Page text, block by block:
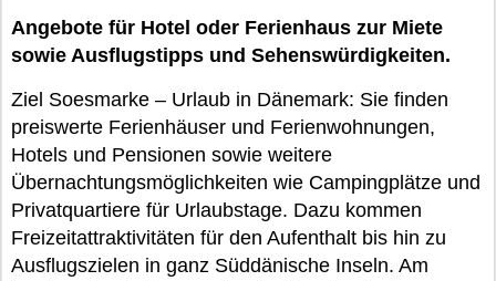
Angebote für Hotel oder Ferienhaus zur Miete
sowie Ausflugstipps und Sehenswürdigkeiten.
Ziel Soesmarke – Urlaub in Dänemark: Sie finden
preiswerte Ferienhäuser und Ferienwohnungen,
Hotels und Pensionen sowie weitere
Übernachtungsmöglichkeiten wie Campingplätze und
Privatquartiere für Urlaubstage. Dazu kommen
Freizeitattraktivitäten für den Aufenthalt bis hin zu
Ausflugszielen in ganz Süddänische Inseln. Am